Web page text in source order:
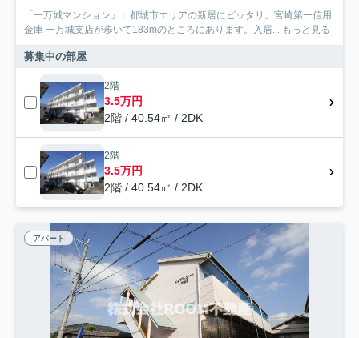
「一万城マンション」：都城市エリアの新居にピッタリ。宮崎第一信用
金庫 一万城支店が歩いて183mのところにあります。入居... もっと見る
募集中の部屋
2階
3.5万円
2階 / 40.54㎡ / 2DK
2階
3.5万円
2階 / 40.54㎡ / 2DK
アパート